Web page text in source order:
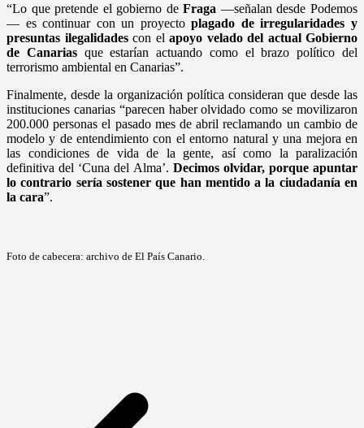
“Lo que pretende el gobierno deFraga —señalan desde Podemos
— es continuar con un proyectoplagado de irregularidades y
presuntas ilegalidadescon el apoyo velado del actual Gobierno
de Canariasque estarían actuando como el brazo político del
terrorismo ambiental en Canarias”.
Finalmente, desde la organización política consideran que desde las
instituciones canarias “parecen haber olvidado como se movilizaron
200.000 personas el pasado mes de abril reclamando un cambio de
modelo y de entendimiento con el entorno natural y una mejora en
las condiciones de vida de la gente, así como la paralización
definitiva del ‘Cuna del Alma’. Decimos olvidar, porque apuntar
lo contrario sería sostener que han mentido a la ciudadanía en
la cara”.
Foto de cabecera: archivo de El País Canario.